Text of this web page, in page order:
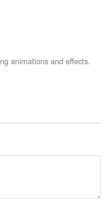
animations and effects.